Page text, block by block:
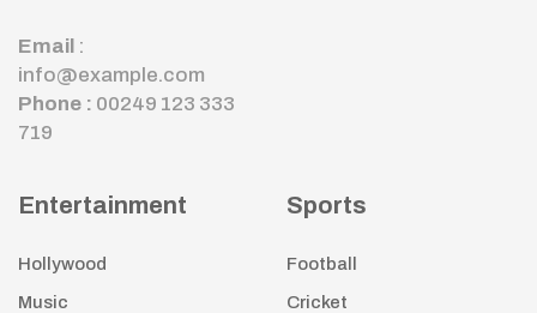
Email :
info@example.com
Phone : 00249 123 333
719
Entertainment
Hollywood
Music
Sports
Football
Cricket